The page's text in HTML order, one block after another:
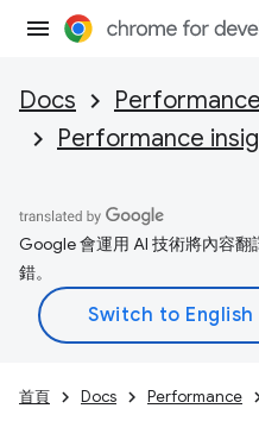
Docs
Performance
Performance
Google 會運用 AI 技術將內容
錯。
首頁 Docs Performance